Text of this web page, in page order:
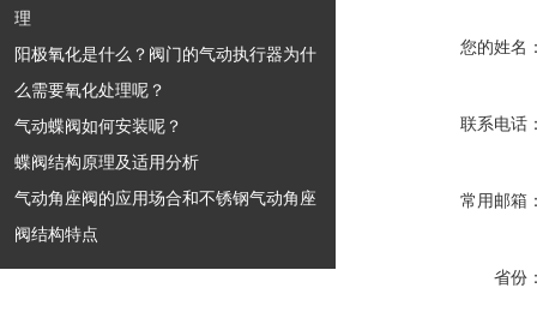
理
阳极氧化是什么？阀门的气动执行器为什
么需要氧化处理呢？
气动蝶阀如何安装呢？
蝶阀结构原理及适用分析
气动角座阀的应用场合和不锈钢气动角座
阀结构特点
您的姓名
联系电话
常用邮箱
省份